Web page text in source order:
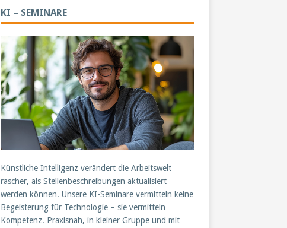
KI – SEMINARE
Künstliche Intelligenz verändert die Arbeitswelt
rascher, als Stellenbeschreibungen aktualisiert
werden können. Unsere KI-Seminare vermitteln keine
Begeisterung für Technologie – sie vermitteln
Kompetenz. Praxisnah, in kleiner Gruppe und mit